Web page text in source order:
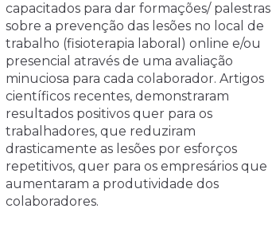
capacitados para dar formações/ palestras
sobre a prevenção das lesões no local de
trabalho (fisioterapia laboral) online e/ou
presencial através de uma avaliação
minuciosa para cada colaborador. Artigos
científicos recentes, demonstraram
resultados positivos quer para os
trabalhadores, que reduziram
drasticamente as lesões por esforços
repetitivos, quer para os empresários que
aumentaram a produtividade dos
colaboradores.